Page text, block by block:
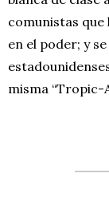
comunistas que
en el poder; y
misma “Tropic-